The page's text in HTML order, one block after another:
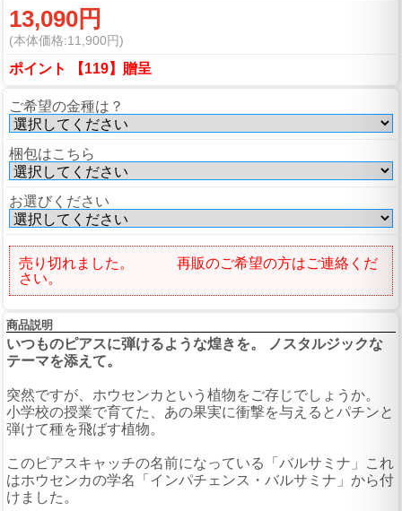
13,090円
(本体価格:11,900円)
ポイント 【119】贈呈
ご希望の金種は？
梱包はこちら
お選びください
売り切れました。 再販のご希望の方はご連絡くだ
さい。
商品説明
いつものピアスに弾けるような煌きを。 ノスタルジックな
テーマを添えて。
突然ですが、ホウセンカという植物をご存じでしょうか。
小学校の授業で育てた、あの果実に衝撃を与えるとパチンと
弾けて種を飛ばす植物。
このピアスキャッチの名前になっている「バルサミナ」これ
はホウセンカの学名「インパチェンス・バルサミナ」から付
けました。